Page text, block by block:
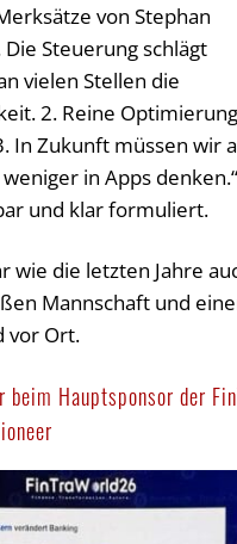
von Stephan
Die Steuerung schlägt
vielen Stellen die
2. Reine Optimierung
In Zukunft müssen wir
in Apps
und klar formuliert.
wie die letzten Jahre
Mannschaft und
vor Ort.
beim Hauptsponsor der